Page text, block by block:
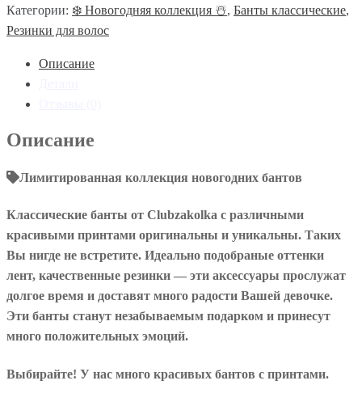
волос
Банты
Новогодние
Категории: ❄️ Новогодняя коллекция ☃️, Банты классические,
Резинки для волос
Описание
Описание
Лимитированная коллекция новогодних бантов
Классические банты от Clubzakolka с различными
красивыми принтами оригинальны и уникальны. Таких
Вы нигде не встретите. Идеально подобраные оттенки
лент, качественные резинки — эти аксессуары прослужат
долгое время и доставят много радости Вашей девочке.
Эти банты станут незабываемым подарком и принесут
много положительных эмоций.
Выбирайте! У нас много красивых бантов с принтами.